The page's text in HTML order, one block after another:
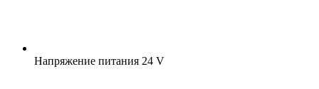
Напряжение питания 24 V